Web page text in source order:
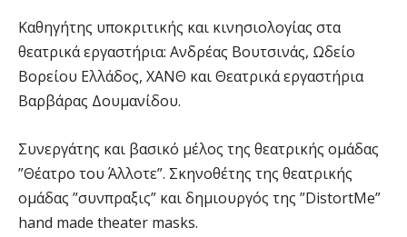
Καθηγήτης υποκριτικής και κινησιολογίας στα
θεατρικά εργαστήρια: Ανδρέας Βουτσινάς, Ωδείο
Βορείου Ελλάδος, ΧΑΝΘ και Θεατρικά εργαστήρια
Βαρβάρας Δουμανίδου.
Συνεργάτης και βασικό μέλος της θεατρικής ομάδας
”Θέατρο του Άλλοτε”. Σκηνοθέτης της θεατρικής
ομάδας ”συνπραξις” και δημιουργός της ”DistortMe”
hand made theater masks.